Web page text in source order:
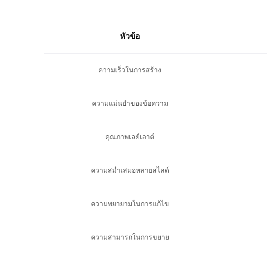
หัวข้อ
ความเร็วในการสร้าง
ความแม่นยำของข้อความ
คุณภาพเลย์เอาต์
ความสม่ำเสมอหลายสไลด์
ความพยายามในการแก้ไข
ความสามารถในการขยาย